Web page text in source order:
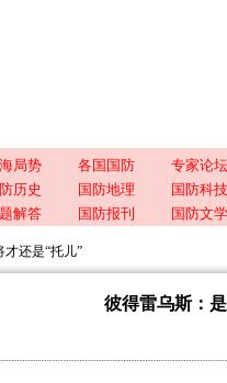
局势 各国国防 专家论坛
历史 国防地理 国防科技
解答 国防报刊 国防文学
还是“托儿”
彼得雷乌斯：